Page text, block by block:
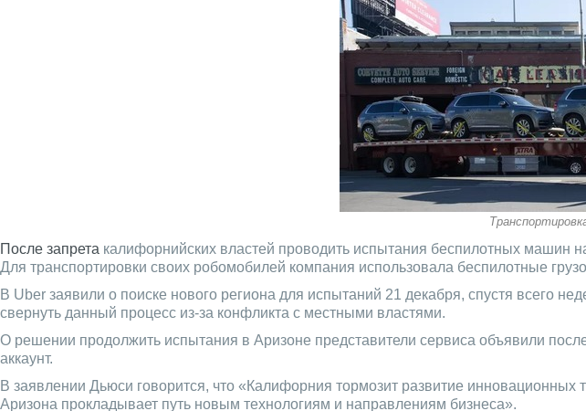
После запрета калифорнийских властей проводить испытания беспилотных машин
Для транспортировки своих робомобилей компания использовала беспилотные
В Uber заявили о поиске нового региона для испытаний 21 декабря, спустя всего
свернуть данный процесс из-за конфликта с местными властями.
О решении продолжить испытания в Аризоне представители сервиса объявили
аккаунт.
В заявлении Дьюси говорится, что «Калифорния тормозит развитие
Аризона прокладывает путь новым технологиям и направлениям бизнеса».